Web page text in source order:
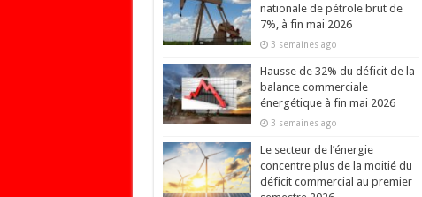
nationale de pétrole brut de
7%, à fin mai 2026
3 semaines ago
Hausse de 32% du déficit de la
balance commerciale
énergétique à fin mai 2026
3 semaines ago
Le secteur de l’énergie
concentre plus de la moitié du
déficit commercial au premier